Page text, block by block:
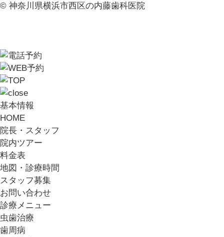
© 神奈川県横浜市西区の内藤歯科医院
基本情報
HOME
院長・スタッフ
院内ツアー
料金表
地図・診療時間
スタッフ募集
お問い合わせ
診療メニュー
虫歯治療
歯周病